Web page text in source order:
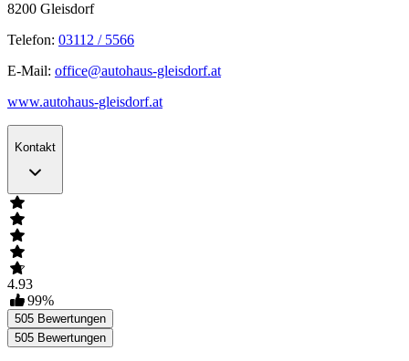
8200 Gleisdorf
Telefon: 03112 / 5566
E-Mail: office@autohaus-gleisdorf.at
www.autohaus-gleisdorf.at
Kontakt
4.93
99%
505 Bewertungen
505 Bewertungen